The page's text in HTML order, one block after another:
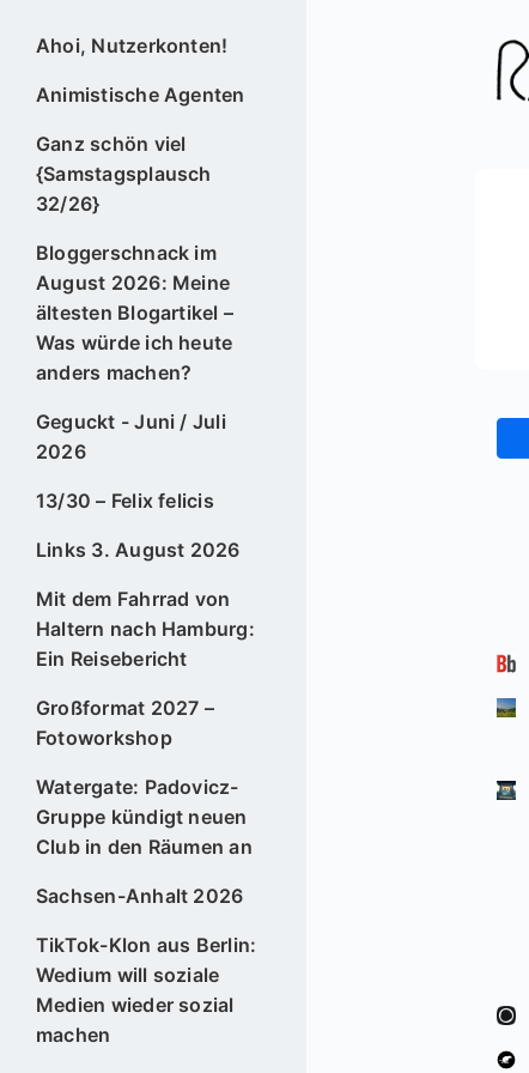
Ahoi, Nutzerkonten!
Animistische Agenten
Ganz schön viel
{Samstagsplausch
32/26}
Bloggerschnack im
August 2026: Meine
ältesten Blogartikel –
Was würde ich heute
anders machen?
Geguckt - Juni / Juli
2026
13/30 – Felix felicis
Links 3. August 2026
Mit dem Fahrrad von
Haltern nach Hamburg:
Ein Reisebericht
Großformat 2027 –
Fotoworkshop
Watergate: Padovicz-
Gruppe kündigt neuen
Club in den Räumen an
Sachsen-Anhalt 2026
TikTok-Klon aus Berlin:
Wedium will soziale
Medien wieder sozial
machen